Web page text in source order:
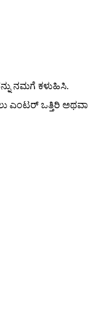
ನಮಗೆ ಕಳುಹಿಸಿ.
ಎಂಟರ್ ಒತ್ತಿರಿ ಅಥವಾ